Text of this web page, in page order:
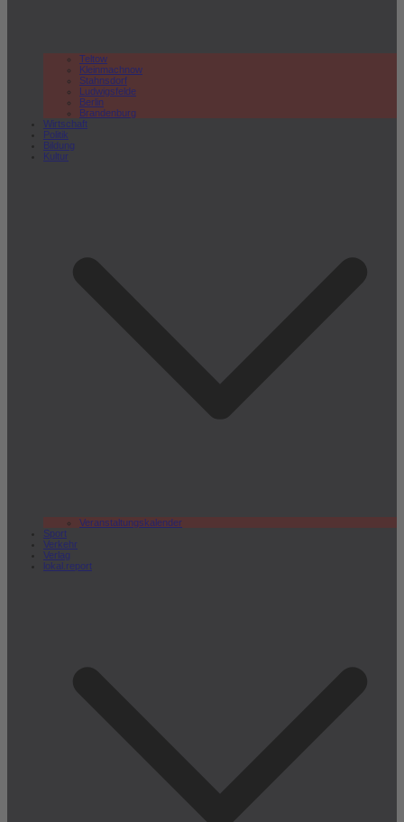
Teltow
Kleinmachnow
Stahnsdorf
Ludwigsfelde
Berlin
Brandenburg
Wirtschaft
Politik
Bildung
Kultur
Veranstaltungskalender
Sport
Verkehr
Verlag
lokal.report